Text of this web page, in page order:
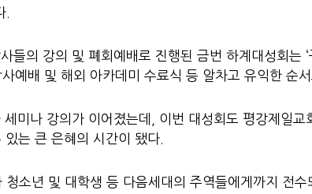
.
의 강의 및 폐회예배로 진행된 금번 하계대성회는 ‘
예배 및 해외 아카데미 수료식 등 알차고 유익한 순서
미나 강의가 이어졌는데, 이번 대성회도 평강제일교
는 큰 은혜의 시간이 됐다.
소년 및 대학생 등 다음세대의 주역들에게까지 전